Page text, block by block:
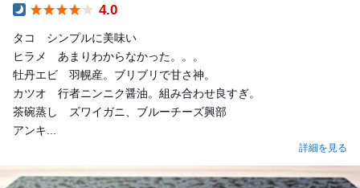
4.0
タコ シンプルに美味い
ヒラメ あまりわからなかった。。。
牡丹エビ 羽幌産。ブリブリで甘さ神。
カツオ 行者ニンニク醤油。組み合わせ良すぎ。
茶碗蒸し ズワイガニ、ブルーチーズ興部
アンキ...
詳細を見る